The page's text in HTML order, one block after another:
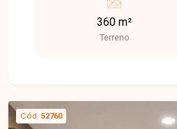
principais vias e
Center Shopping,
farmácias, universidades e
uma excelente opção para
ou comercial. Sua
360 m²
Terreno
Cód. 52760